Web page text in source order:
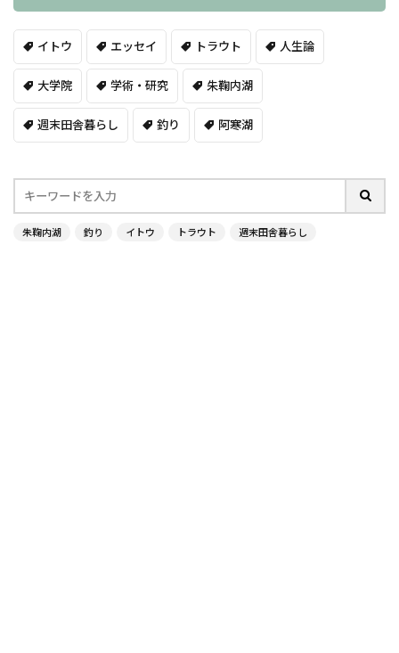
イトウ エッセイ トラウト 人生論
大学院 学術・研究 朱鞠内湖
週末田舎暮らし 釣り 阿寒湖
朱鞠内湖 釣り イトウ トラウト 週末田舎暮らし